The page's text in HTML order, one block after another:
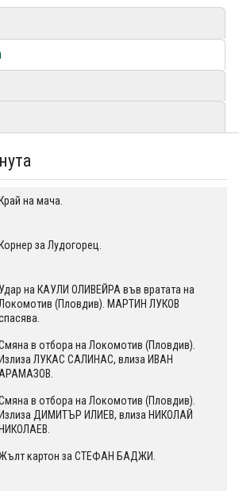
Край на мача.
Корнер за Лудогорец.
Удар на КАУЛИ ОЛИВЕЙРА във вратата на
(Пловдив). МАРТИН ЛУКОВ
в отбора на Локомотив (Пловдив).
Излиза ЛУКАС САЛИНАС, влиза ИВАН
АРАМАЗОВ.
в отбора на Локомотив (Пловдив).
Излиза ДИМИТЪР ИЛИЕВ, влиза НИКОЛАЙ
НИКОЛАЕВ.
картон за СТЕФАН БАДЖИ.